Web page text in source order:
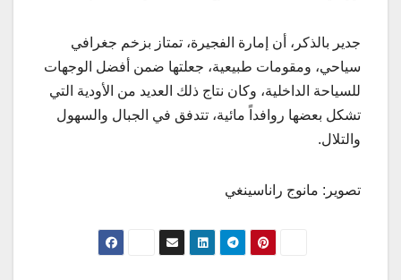
جدير بالذكر، أن إمارة الفجيرة، تمتاز بزخم جغرافي
سياحي، ومقومات طبيعية، جعلتها ضمن أفضل الوجهات
للسياحة الداخلية، وكان نتاج ذلك العديد من الأودية التي
تشكل بعضها روافداً مائية، تتدفق في الجبال والسهول
والتلال.
تصوير: مانوج راناسينغي